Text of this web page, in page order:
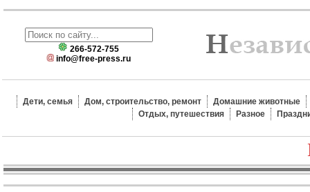
266-572-755
info@free-press.ru
Дети, семья Дом, строительство, ремонт
Домашние животные
Отдых, путешествия
Разное